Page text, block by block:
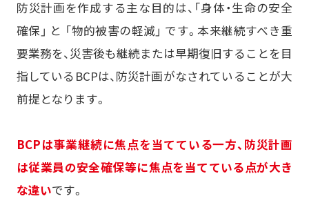
防災計画を作成する主な目的は、「身体・生命の安全
確保」 と 「物的被害の軽減」 です。本来継続すべき重
要業務を、災害後も継続または早期復旧することを目
指しているBCPは、防災計画がなされていることが大
前提となります。
BCPは事業継続に焦点を当てている一方、防災計画
は従業員の安全確保等に焦点を当てている点が大き
な違いです。